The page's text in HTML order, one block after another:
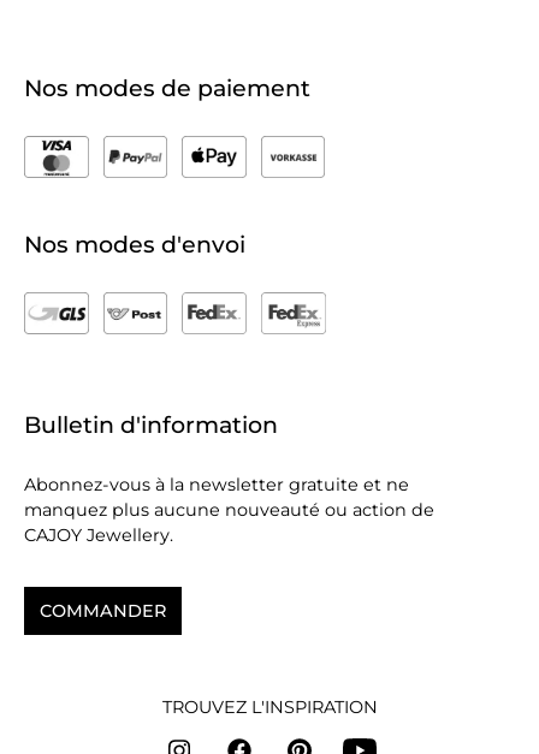
Nos modes de paiement
Nos modes d'envoi
Bulletin d'information
Abonnez-vous à la newsletter gratuite et ne
manquez plus aucune nouveauté ou action de
CAJOY Jewellery.
COMMANDER
TROUVEZ L'INSPIRATION